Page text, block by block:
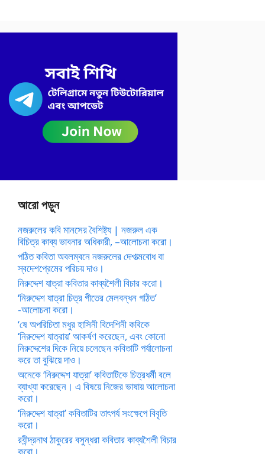
আরো পড়ুন
নজরুলের কবি মানসের বৈশিষ্ট্য | নজরুল এক
বিচিত্র কাব্য ভাবনার অধিকারী, –আলোচনা করো।
পঠিত কবিতা অবলম্বনে নজরুলের দেশাত্মবোধ বা
স্বদেশপ্রেমের পরিচয় দাও।
নিরুদ্দেশ যাত্রা কবিতার কাব্যশৈলী বিচার করো।
‘নিরুদ্দেশ যাত্রা চিত্র গীতের মেলবন্ধন গঠিত’
-আলোচনা করো।
‘ষে অপরিচিতা মধুর হাসিনী বিদেশিনী কবিকে
‘নিরুদ্দেশ যাত্রায়’ আকর্ষণ করেছেন, এবং কোনো
নিরুদ্দেশের দিকে নিয়ে চলেছেন কবিতাটি পর্যালোচনা
করে তা বুঝিয়ে দাও।
অনেকে ‘নিরুদ্দেশ যাত্রা’ কবিতাটিকে চিত্রধর্মী বলে
ব্যাখ্যা করেছেন। এ বিষয়ে নিজের ভাষায় আলোচনা
করো।
‘নিরুদ্দেশ যাত্রা’ কবিতাটির তাৎপর্য সংক্ষেপে বিবৃতি
করো।
রবীন্দ্রনাথ ঠাকুরের বসুন্ধরা কবিতার কাব্যশৈলী বিচার